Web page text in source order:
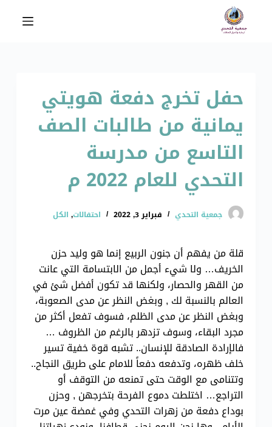
حفل تخرج دفعة هويتي
يمانية من طالبات الصف
التاسع من مدرسة
التحدي للعام 2022 م
جمعية التحدي فبراير 3, 2022 احتفالات, الكل
قلة من يفهم أن جنون الربيع إنما هو وليد حزن
الخريف… ولا شيء أجمل من الابتسامة التي عانت
من القهر والحصار، ولكنها قد تكون أفضل شئ في
العالم بالنسبة لك , وبغض النظر عن مدى الصعوبة،
وبغض النظر عن مدى الظلم، فسوف تفعل أكثر من
مجرد البقاء، وسوف تزدهر بالرغم من الظروف …
فالإرادة الصادقة للإنسان.. تشبه قوة خفية تسير
خلف ظهره، وتدفعه دفعاً للامام على طريق النجاح..
وتتنامى مع الوقت حتى تمنعه من التوقف أو
التراجع… اختلطت دموع الفرحة بتخرجهن , وحزن
بوداع دفعة من زهرات التحدي وفي غمضة عين مرت